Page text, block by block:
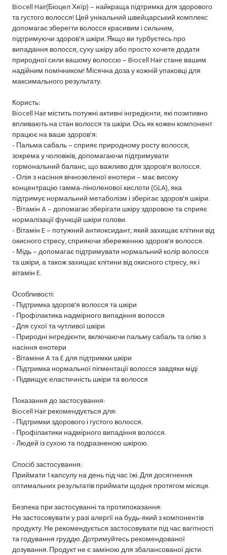
Biocell Hair(Біоцел Хеїр) – найкраща підтримка для здорового
та густого волосся! Цей унікальний швейцарський комплекс
допомагає зберегти волосся красивим і сильним,
підтримуючи здоров'я шкіри. Якщо ви турбуєтесь про
випадання волосся, суху шкіру або просто хочете додати
природної сили вашому волоссю – Biocell Hair стане вашим
надійним помічником! Місячна доза у кожній упаковці для
максимального результату.
Користь:
Biocell Hair містить потужні активні інгредієнти, які позитивно
впливають на стан волосся та шкіри. Ось як кожен компонент
працює на ваше здоров'я:
- Пальма сабаль – сприяє природному росту волосся,
зокрема у чоловіків, допомагаючи підтримувати
гормональний баланс, що важливо для здоров'я волосся.
- Олія з насіння вічнозеленої енотери – має високу
концентрацію гамма-ліноленової кислоти (GLA), яка
підтримує нормальний метаболізм і зберігає здоров'я шкіри.
- Вітамін A – допомагає зберігати шкіру здоровою та сприяє
нормалізації функцій шкіри голови.
- Вітамін E – потужний антиоксидант, який захищає клітини від
окисного стресу, сприяючи збереженню здоров'я волосся.
- Мідь – допомагає підтримувати нормальний колір волосся
та шкіри, а також захищає клітини від окисного стресу, як і
вітамін E.
Особливості:
- Підтримка здоров'я волосся та шкіри
- Профілактика надмірного випадіння волосся
- Для сухої та чутливої шкіри
- Природні інгредієнти, включаючи пальму сабаль та олію з
насіння енотери
- Вітаміни A та E для підтримки шкіри
- Підтримка нормальної пігментації волосся завдяки міді
- Підвищує еластичність шкіри та волосся
Показання до застосування:
Biocell Hair рекомендується для:
- Підтримки здорового і густого волосся.
- Профілактики надмірного випадіння волосся.
- Людей із сухою та подразненою шкірою.
Спосіб застосування:
Приймати 1 капсулу на день під час їжі. Для досягнення
оптимальних результатів приймати щодня протягом місяця.
Безпека при застосуванні та протипоказання:
Не застосовувати у разі алергії на будь-який з компонентів
продукту. Не рекомендується застосовувати під час вагітності
та годування груддю. Дотримуйтесь рекомендованої
дозування. Продукт не є заміною для збалансованої дієти.